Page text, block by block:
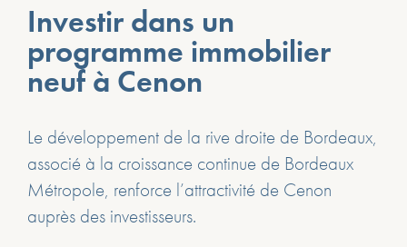
Investir dans un
programme immobilier
neuf à Cenon
Le développement de la rive droite de Bordeaux,
associé à la croissance continue de Bordeaux
Métropole, renforce l’attractivité de Cenon
auprès des investisseurs.